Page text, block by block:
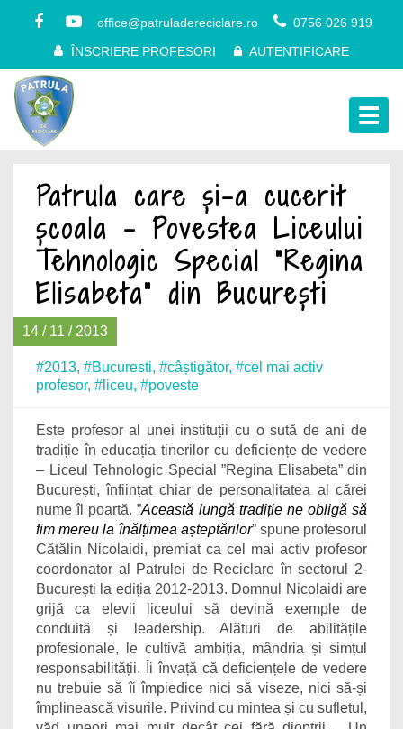
office@patruladereciclare.ro
0756 026 919
ÎNSCRIERE PROFESORI
AUTENTIFICARE
Patrula care și-a cucerit
școala – Povestea Liceului
Tehnologic Special ”Regina
Elisabeta” din București
14 / 11 / 2013
#2013, #Bucuresti, #câștigător, #cel mai activ
profesor, #liceu, #poveste
Este profesor al unei instituții cu o sută de ani de
tradiție în educația tinerilor cu deficiențe de vedere
– Liceul Tehnologic Special ”Regina Elisabeta” din
București, înființat chiar de personalitatea al cărei
nume îl poartă. ”Această lungă tradiție ne obligă să
fim mereu la înălțimea așteptărilor” spune profesorul
Cătălin Nicolaidi, premiat ca cel mai activ profesor
coordonator al Patrulei de Reciclare în sectorul 2-
București la ediția 2012-2013. Domnul Nicolaidi are
grijă ca elevii liceului să devină exemple de
conduită și leadership. Alături de abilitățile
profesionale, le cultivă ambiția, mândria și simțul
responsabilității. Îi învață că deficiențele de vedere
nu trebuie să îi împiedice nici să viseze, nici să-și
împlinească visurile. Privind cu mintea și cu sufletul,